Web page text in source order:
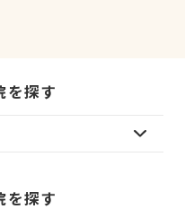
を探す
を探す